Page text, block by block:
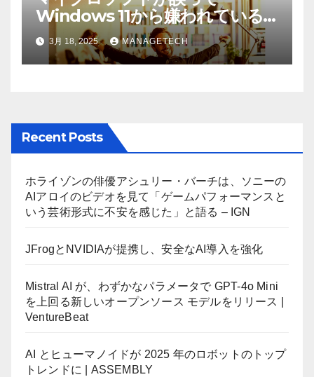
Windows 11から嫌われている
AI機能を削除したことにユーザ
ーが歓喜
3月 18, 2025 MANAGETECH
Recent Posts
ホライゾンの俳優アシュリー・バーチは、ソニーの
AIアロイのビデオを見て「ゲームパフォーマンスと
いう芸術形式に不安を感じた」と語る – IGN
JFrogとNVIDIAが提携し、安全なAI導入を強化
Mistral AI が、わずかなパラメータで GPT-4o Mini
を上回る新しいオープンソース モデルをリリース |
VentureBeat
AI とヒューマノイドが 2025 年のロボットのトップ
トレンドに | ASSEMBLY